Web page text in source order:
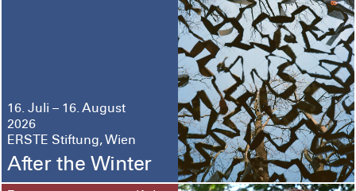
16. Juli – 16. August
2026
ERSTE Stiftung, Wien
After the Winter